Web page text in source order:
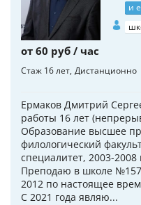
и
от 60 руб / час
Стаж 16 лет Дистанционно
Ермаков Дмитрий
работы 16 лет
Образование высшее
филологический
специалитет, 2003-2008
Преподаю в школе
2012 по настоящее
С 2021 года являю...